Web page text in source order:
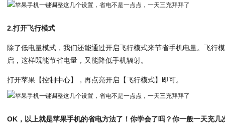
2.打开飞行模式
除了低电量模式，我们还能通过开启飞行模式来节省手机电量。飞行
启，这样既能节省电量，又能降低手机辐射。
打开苹果【控制中心】，再点亮开启【飞行模式】即可。
OK，以上就是苹果手机的省电方法了！你学会了吗？你一般一天充